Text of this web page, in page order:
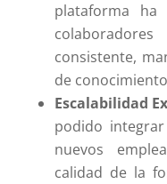
plataforma
consistente,
de
Escalabilidad
podido
nuevos
calidad de la